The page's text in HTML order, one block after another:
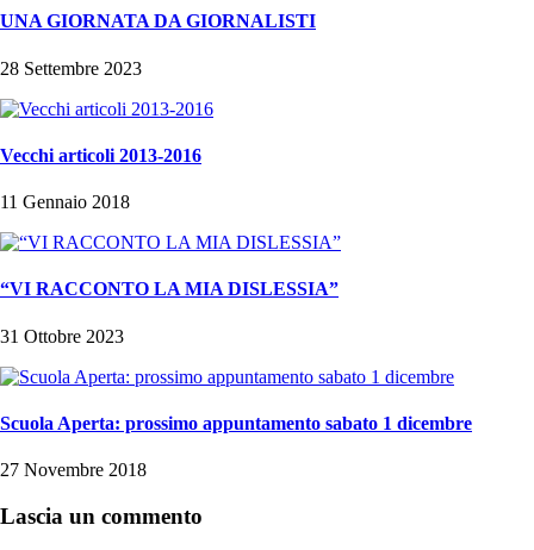
UNA GIORNATA DA GIORNALISTI
28 Settembre 2023
Vecchi articoli 2013-2016
11 Gennaio 2018
“VI RACCONTO LA MIA DISLESSIA”
31 Ottobre 2023
Scuola Aperta: prossimo appuntamento sabato 1 dicembre
27 Novembre 2018
Lascia un commento